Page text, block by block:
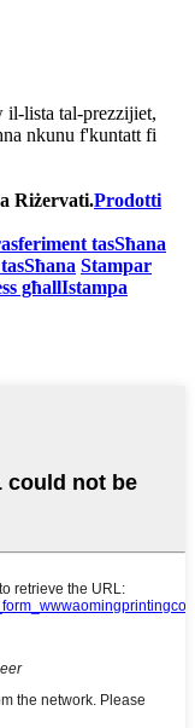
il-lista tal-prezzijiet,
nkunu f'kuntatt fi
Riżervati.Prodotti
tasSħana
Stampar
għallIstampa